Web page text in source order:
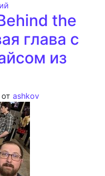
the
глава с
из
от ashkov